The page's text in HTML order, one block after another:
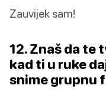
Zauvijek sam!
12. Znaš da te
kad ti u ruke
snime grupnu